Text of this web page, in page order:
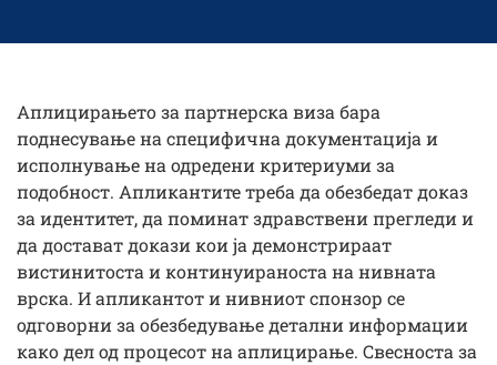
Аплицирањето за партнерска виза бара
поднесување на специфична документација и
исполнување на одредени критериуми за
подобност. Апликантите треба да обезбедат доказ
за идентитет, да поминат здравствени прегледи и
да достават докази кои ја демонстрираат
вистинитоста и континуираноста на нивната
врска. И апликантот и нивниот спонзор се
одговорни за обезбедување детални информации
како дел од процесот на аплицирање. Свесноста за